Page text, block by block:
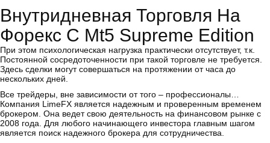
Внутридневная Торговля На
Форекс С Mt5 Supreme Edition
При этом психологическая нагрузка практически отсутствует, т.к.
Постоянной сосредоточенности при такой торговле не требуется.
Здесь сделки могут совершаться на протяжении от часа до
нескольких дней.
Все трейдеры, вне зависимости от того – профессионалы…
Компания LimeFX является надежным и проверенным временем
брокером. Она ведет свою деятельность на финансовом рынке с
2008 года. Для любого начинающего инвестора главным шагом
является поиск надежного брокера для сотрудничества.